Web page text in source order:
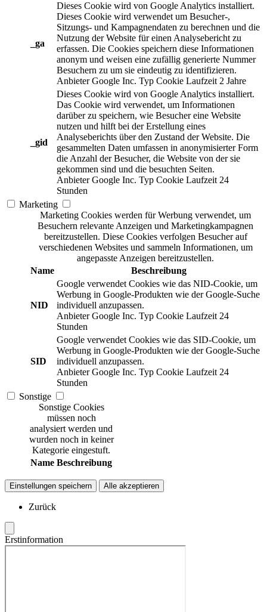
_ga
Dieses Cookie wird von Google Analytics installiert.
Dieses Cookie wird verwendet um Besucher-,
Sitzungs- und Kampagnendaten zu berechnen und die
Nutzung der Website für einen Analysebericht zu
erfassen. Die Cookies speichern diese Informationen
anonym und weisen eine zufällig generierte Nummer
Besuchern zu um sie eindeutig zu identifizieren.
Anbieter Google Inc. Typ Cookie Laufzeit 2 Jahre
_gid
Dieses Cookie wird von Google Analytics installiert.
Das Cookie wird verwendet, um Informationen
darüber zu speichern, wie Besucher eine Website
nutzen und hilft bei der Erstellung eines
Analyseberichts über den Zustand der Website. Die
gesammelten Daten umfassen in anonymisierter Form
die Anzahl der Besucher, die Website von der sie
gekommen sind und die besuchten Seiten.
Anbieter Google Inc. Typ Cookie Laufzeit 24
Stunden
Marketing
Marketing Cookies werden für Werbung verwendet, um
Besuchern relevante Anzeigen und Marketingkampagnen
bereitzustellen. Diese Cookies verfolgen Besucher auf
verschiedenen Websites und sammeln Informationen, um
angepasste Anzeigen bereitzustellen.
Name
Beschreibung
NID
Google verwendet Cookies wie das NID-Cookie, um
Werbung in Google-Produkten wie der Google-Suche
individuell anzupassen.
Anbieter Google Inc. Typ Cookie Laufzeit 24
Stunden
SID
Google verwendet Cookies wie das SID-Cookie, um
Werbung in Google-Produkten wie der Google-Suche
individuell anzupassen.
Anbieter Google Inc. Typ Cookie Laufzeit 24
Stunden
Sonstige
Sonstige Cookies
müssen noch
analysiert werden und
wurden noch in keiner
Kategorie eingestuft.
Name Beschreibung
Einstellungen speichern Alle akzeptieren
Zurück
Erstinformation